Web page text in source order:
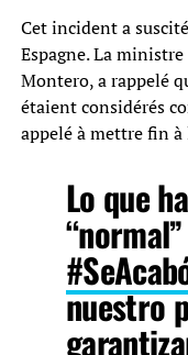
Cet incident a
Espagne. La
Montero, a rappelé
étaient considérés
appelé à mettre fin
Lo que
nuestro